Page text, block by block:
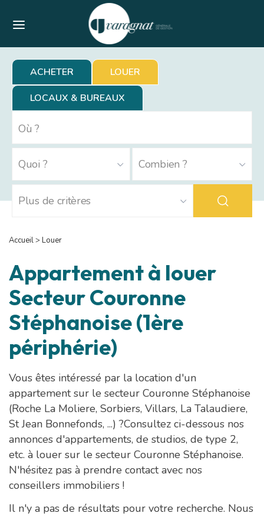
ACHETER
LOUER
LOCAUX & BUREAUX
Accueil> Louer
Appartement à louer
Secteur Couronne
Stéphanoise (1ère
périphérie)
Vous êtes intéressé par la location d'un
appartement sur le secteur Couronne Stéphanoise
(Roche La Moliere, Sorbiers, Villars, La Talaudiere,
St Jean Bonnefonds, ...) ?Consultez ci-dessous nos
annonces d'appartements, de studios, de type 2,
etc. à louer sur le secteur Couronne Stéphanoise.
N'hésitez pas à prendre contact avec nos
conseillers immobiliers !
Il n'y a pas de résultats pour votre recherche. Nous